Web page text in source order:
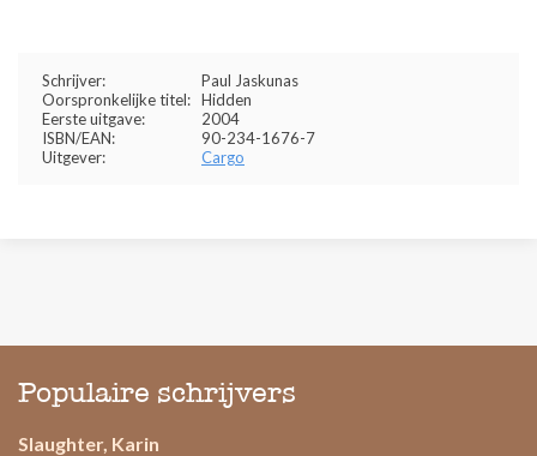
Schrijver:
Paul Jaskunas
Oorspronkelijke titel: Hidden
Eerste uitgave:
2004
ISBN/EAN:
90-234-1676-7
Uitgever:
Cargo
Populaire schrijvers
Slaughter, Karin